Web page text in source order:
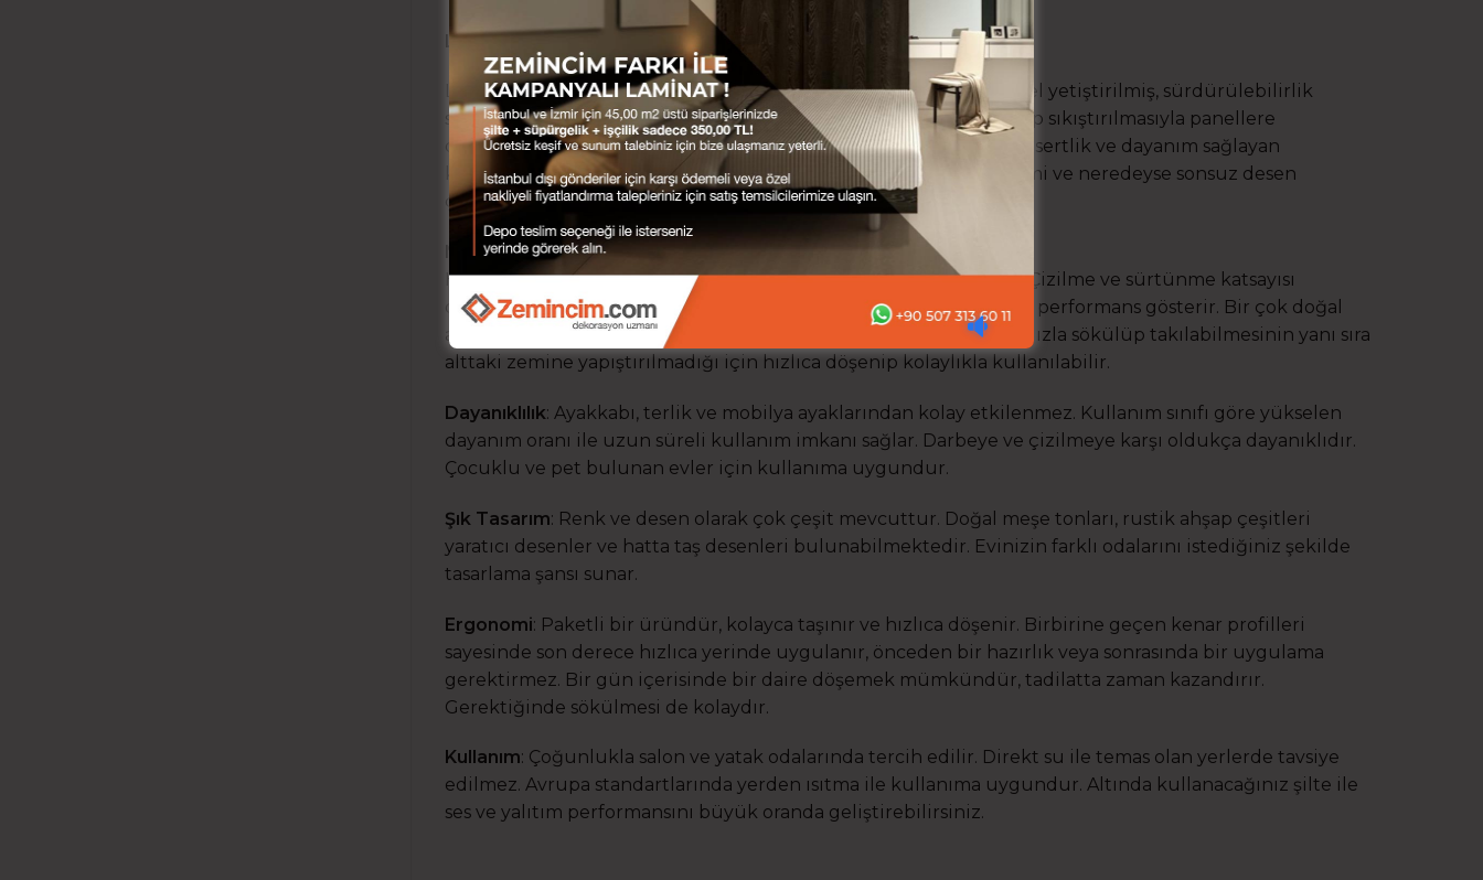
LAMİNAT PARKE NEDİR?
Laminat parke teknoloji ürünü bir zemin kaplamasıdır. Endüstriyel yetiştirilmiş, sürdürülebilirlik
sertifikalı ormanlardan elde edilen ağaçların işlenerek güçlendirip sıkıştırılmasıyla panellere
dönüştürülür. Paneller üzerinde desen kaplaması ve geliştirilmiş sertlik ve dayanım sağlayan
koruyucu tabakalar kaplıdır. Bu sayede çeşitli ebat, döşeme sistemi ve neredeyse sonsuz desen
çeşitliği sağlanır.
NEDEN LAMİNAT PARKE KULLANMALIYIM?
Hızlı döşenir, çok çeşit sunar ve hepsinden önemlisi dayanıklıdır. Çizilme ve sürtünme katsayısı
dayanımı bakımından tekstil bazlı zemin ürünlerinden çok üstün performans gösterir. Bir çok doğal
ahşap ürününün tersine bakım ve özenli kullanım gerektirmez. Hızla sökülüp takılabilmesinin yanı sıra
alttaki zemine yapıştırılmadığı için hızlıca döşenip kolaylıkla kullanılabilir.
Dayanıklılık: Ayakkabı, terlik ve mobilya ayaklarından kolay etkilenmez. Kullanım sınıfı göre yükselen
dayanım oranı ile uzun süreli kullanım imkanı sağlar. Darbeye ve çizilmeye karşı oldukça dayanıklıdır.
Çocuklu ve pet bulunan evler için kullanıma uygundur.
Şık Tasarım: Renk ve desen olarak çok çeşit mevcuttur. Doğal meşe tonları, rustik ahşap çeşitleri
yaratıcı desenler ve hatta taş desenleri bulunabilmektedir. Evinizin farklı odalarını istediğiniz şekilde
tasarlama şansı sunar.
Ergonomi: Paketli bir üründür, kolayca taşınır ve hızlıca döşenir. Birbirine geçen kenar profilleri
sayesinde son derece hızlıca yerinde uygulanır, önceden bir hazırlık veya sonrasında bir uygulama
gerektirmez. Bir gün içerisinde bir daire döşemek mümkündür, tadilatta zaman kazandırır.
Gerektiğinde sökülmesi de kolaydır.
Kullanım: Çoğunlukla salon ve yatak odalarında tercih edilir. Direkt su ile temas olan yerlerde tavsiye
edilmez. Avrupa standartlarında yerden ısıtma ile kullanıma uygundur. Altında kullanacağınız şilte ile
ses ve yalıtım performansını büyük oranda geliştirebilirsiniz.